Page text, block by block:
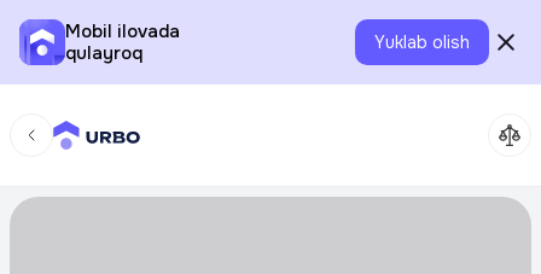
Mobil ilovada
qulayroq
Yuklab olish